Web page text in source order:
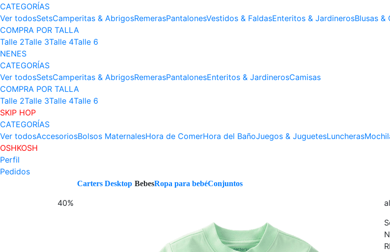
CATEGORÍAS
Ver todosSetsCamperitas & AbrigosRemerasPantalonesVestidos & FaldasEnteritos & JardinerosBlusas &
COMPRA POR TALLA
Talle 2Talle 3Talle 4Talle 6
NENES
CATEGORÍAS
Ver todosSetsCamperitas & AbrigosRemerasPantalonesEnteritos & JardinerosCamisas
COMPRA POR TALLA
Talle 2Talle 3Talle 4Talle 6
SKIP HOP
CATEGORÍAS
Ver todosAccesoriosBolsos MaternalesHora de ComerHora del BañoJuegos & JuguetesLuncheras
OSHKOSH
Perfil
Pedidos
Carters Desktop BebesRopa para bebéConjuntos
40%